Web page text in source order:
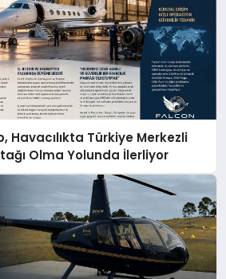
Havacılıkta Türkiye Merkezli
Olma Yolunda İlerliyor